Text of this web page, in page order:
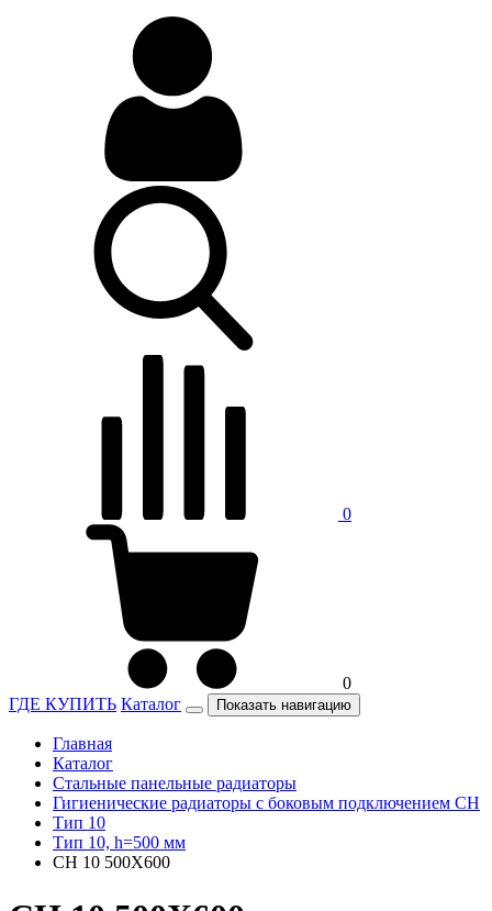
0
0
ГДЕ КУПИТЬ Каталог Показать навигацию
Главная
Каталог
Стальные панельные радиаторы
Гигиенические радиаторы c боковым подключением CH
Тип 10
Тип 10, h=500 мм
CH 10 500X600